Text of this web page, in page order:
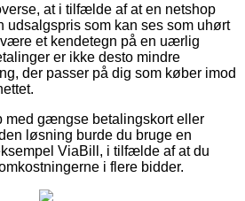
at i tilfælde af at en netshop
udsalgspris som kan ses som uhørt
være et kendetegn på en uærlig
er ikke desto mindre
der passer på dig som køber imod
med gængse betalingskort eller
løsning burde du bruge en
ViaBill, i tilfælde af at du
i flere bidder.